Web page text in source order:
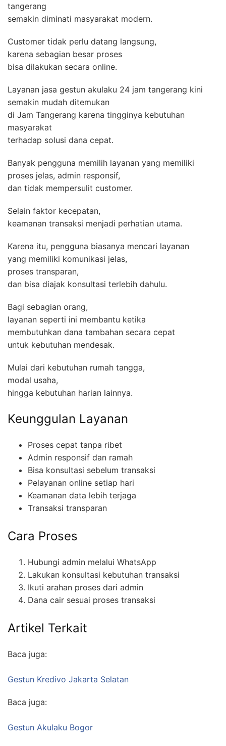
tangerang
semakin diminati masyarakat modern.
Customer tidak perlu datang langsung,
karena sebagian besar proses
bisa dilakukan secara online.
Layanan jasa gestun akulaku 24 jam tangerang kini
semakin mudah ditemukan
di Jam Tangerang karena tingginya kebutuhan
masyarakat
terhadap solusi dana cepat.
Banyak pengguna memilih layanan yang memiliki
proses jelas, admin responsif,
dan tidak mempersulit customer.
Selain faktor kecepatan,
keamanan transaksi menjadi perhatian utama.
Karena itu, pengguna biasanya mencari layanan
yang memiliki komunikasi jelas,
proses transparan,
dan bisa diajak konsultasi terlebih dahulu.
Bagi sebagian orang,
layanan seperti ini membantu ketika
membutuhkan dana tambahan secara cepat
untuk kebutuhan mendesak.
Mulai dari kebutuhan rumah tangga,
modal usaha,
hingga kebutuhan harian lainnya.
Keunggulan Layanan
Proses cepat tanpa ribet
Admin responsif dan ramah
Bisa konsultasi sebelum transaksi
Pelayanan online setiap hari
Keamanan data lebih terjaga
Transaksi transparan
Cara Proses
Hubungi admin melalui WhatsApp
Lakukan konsultasi kebutuhan transaksi
Ikuti arahan proses dari admin
Dana cair sesuai proses transaksi
Artikel Terkait
Baca juga:
Gestun Kredivo Jakarta Selatan
Baca juga:
Gestun Akulaku Bogor